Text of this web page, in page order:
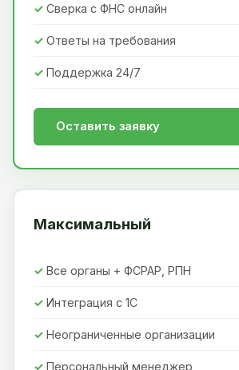
Сверка с ФНС онлайн
Ответы на требования
Поддержка 24/7
Оставить заявку
Максимальный
Все органы + ФСРАР, РПН
Интеграция с 1С
Неограниченные организации
Персональный менеджер